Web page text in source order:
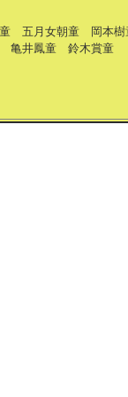
童 五月女朝童 岡
亀井鳳童 鈴木賞